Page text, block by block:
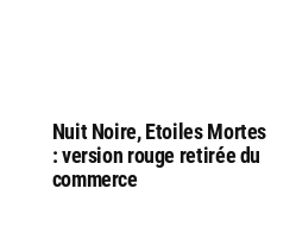
Nuit Noire, Etoiles Mortes
: version rouge retirée du
commerce